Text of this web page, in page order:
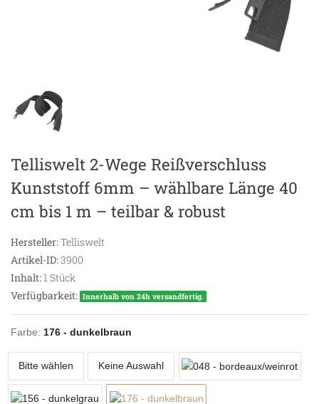
Telliswelt 2-Wege Reißverschluss
Kunststoff 6mm – wählbare Länge 40
cm bis 1 m – teilbar & robust
Hersteller:Telliswelt
Artikel-ID:3900
Inhalt:1 Stück
Verfügbarkeit: Innerhalb von 24h versandfertig.
Farbe: 176 - dunkelbraun
Bitte wählen Keine Auswahl